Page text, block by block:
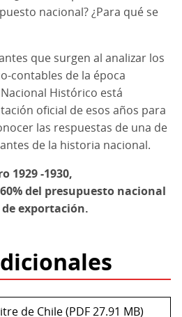
nacional? ¿Para qué se
que surgen al analizar los
contables de la época
Histórico está
oficial de esos años para
las respuestas de una de
de la historia nacional.
1929 -1930,
del presupuesto nacional
exportación.
de Chile (PDF 27.91 MB)